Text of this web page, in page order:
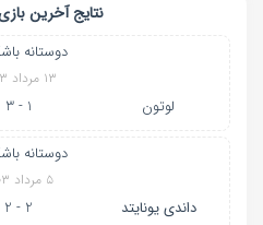
نتایج آخرین
دوستانه
۱۳ مرداد ۱۴۰۳
لوتون 1 - 3
دوستانه
۵ مرداد ۱۴۰۳
داندی یونایتد 2 - 2